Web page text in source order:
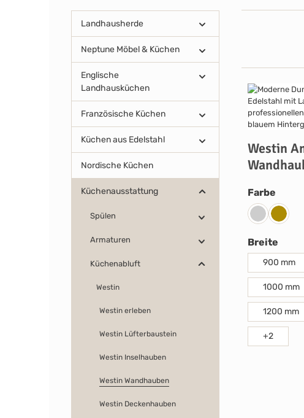
Landhausherde
Neptune Möbel & Küchen
Englische
Landhausküchen
Französische Küchen
Küchen aus Edelstahl
Nordische Küchen
Küchenausstattung
Spülen
Armaturen
Küchenabluft
Westin
Westin erleben
Westin Lüfterbaustein
Westin Inselhauben
Westin Wandhauben
Westin Deckenhauben
Westin
Farbe
Edelstahl
RAL-
Breite
900 mm
1000 mm
1200 mm
+2